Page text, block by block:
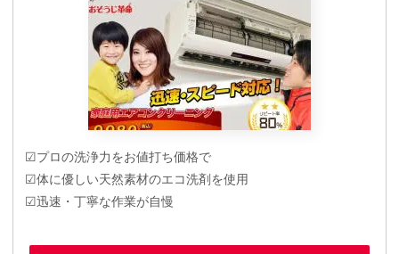
☑プロの洗浄力をお値打ち価格で
☑体に優しい天然素材のエコ洗剤を使用
☑迅速・丁寧な作業が自慢